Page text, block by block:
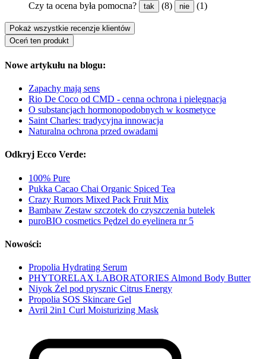
Czy ta ocena była pomocna? tak (8) nie (1)
Pokaż wszystkie recenzje klientów
Oceń ten produkt
Nowe artykułu na blogu:
Zapachy mają sens
Rio De Coco od CMD - cenna ochrona i pielęgnacja
O substancjach hormonopodobnych w kosmetyce
Saint Charles: tradycyjna innowacja
Naturalna ochrona przed owadami
Odkryj Ecco Verde:
100% Pure
Pukka Cacao Chai Organic Spiced Tea
Crazy Rumors Mixed Pack Fruit Mix
Bambaw Zestaw szczotek do czyszczenia butelek
puroBIO cosmetics Pędzel do eyelinera nr 5
Nowości:
Propolia Hydrating Serum
PHYTORELAX LABORATORIES Almond Body Butter
Niyok Żel pod prysznic Citrus Energy
Propolia SOS Skincare Gel
Avril 2in1 Curl Moisturizing Mask